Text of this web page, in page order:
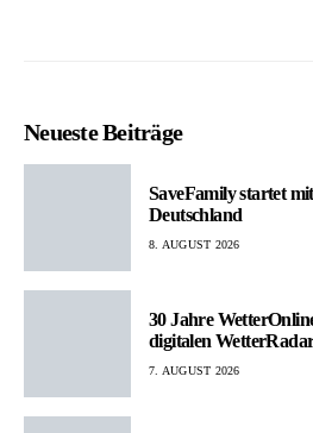
Neueste Beiträge
SaveFamily startet
Deutschland
8. AUGUST 2026
30 Jahre
digitalen
7. AUGUST 2026